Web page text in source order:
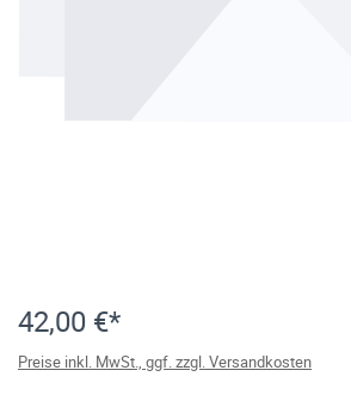
42,00 €*
Preise inkl. MwSt., ggf. zzgl. Versandkosten